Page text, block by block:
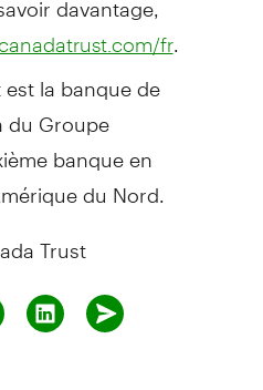
fr.
la banque de
du Groupe
banque en
du Nord.
Trust